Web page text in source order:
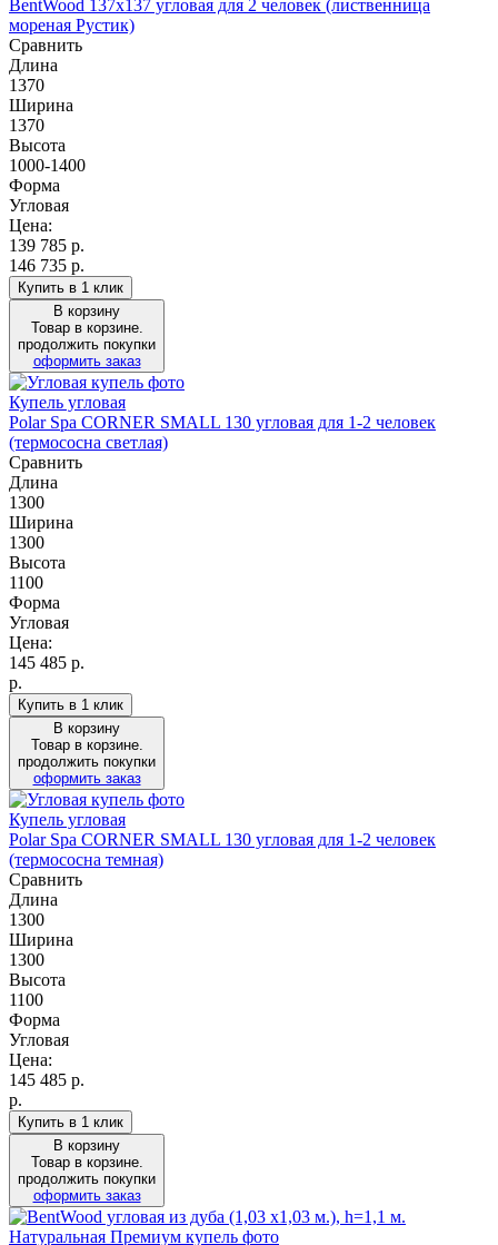
BentWood 137х137 угловая для 2 человек (лиственница
мореная Рустик)
Сравнить
Длина
1370
Ширина
1370
Высота
1000-1400
Форма
Угловая
Цена:
139 785 р.
146 735 р.
Купить в 1 клик
В корзину
Товар в корзине.
продолжить покупки
оформить заказ
Купель угловая
Polar Spa CORNER SMALL 130 угловая для 1-2 человек
(термососна светлая)
Сравнить
Длина
1300
Ширина
1300
Высота
1100
Форма
Угловая
Цена:
145 485 р.
р.
Купить в 1 клик
В корзину
Товар в корзине.
продолжить покупки
оформить заказ
Купель угловая
Polar Spa CORNER SMALL 130 угловая для 1-2 человек
(термососна темная)
Сравнить
Длина
1300
Ширина
1300
Высота
1100
Форма
Угловая
Цена:
145 485 р.
р.
Купить в 1 клик
В корзину
Товар в корзине.
продолжить покупки
оформить заказ